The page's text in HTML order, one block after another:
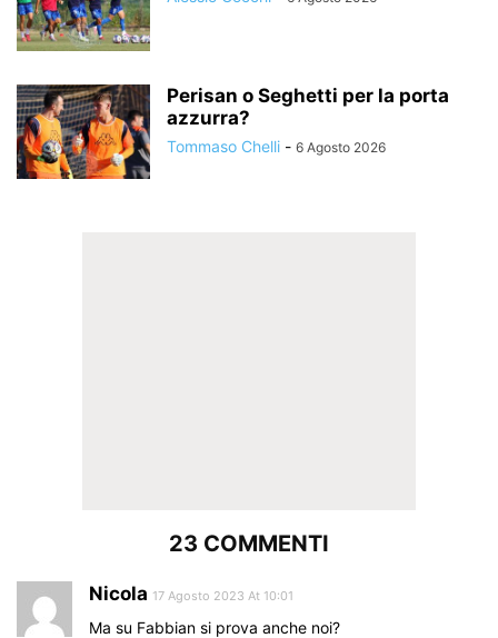
Perisan o Seghetti per la porta
azzurra?
Tommaso Chelli - 6 Agosto 2026
23 COMMENTI
Nicola 17 Agosto 2023 At 10:01
Ma su Fabbian si prova anche noi?